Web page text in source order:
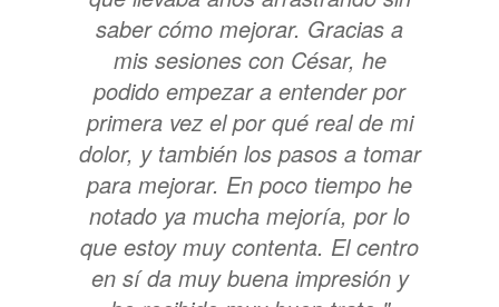
saber cómo mejorar. Gracias a
mis sesiones con César, he
podido empezar a entender por
primera vez el por qué real de mi
dolor, y también los pasos a tomar
para mejorar. En poco tiempo he
notado ya mucha mejoría, por lo
que estoy muy contenta. El centro
en sí da muy buena impresión y